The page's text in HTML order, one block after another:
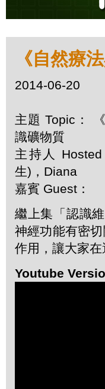
《自然療
2014-06-20
主題 Topic：
識礦物質
主持人
生)，Diana
嘉賓 Guest：
繼上集「認識
神經功能有密
作用，讓大家在
Youtube